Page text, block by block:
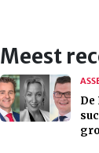
Meest
De